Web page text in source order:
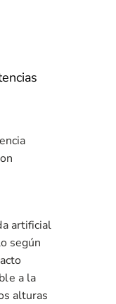
artificial
según
a la
alturas